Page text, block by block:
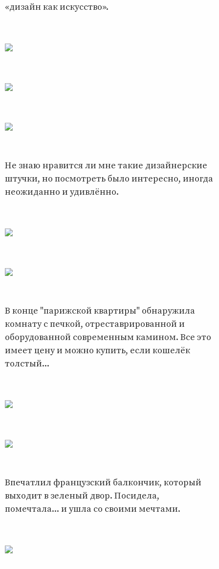
«дизайн как искусство».
Не знаю нравится ли мне такие дизайнерские
штучки, но посмотреть было интересно, иногда
неожиданно и удивлённо.
В конце "парижской квартиры" обнаружила
комнату с печкой, отреставрированной и
оборудованной современным камином. Все это
имеет цену и можно купить, если кошелёк
толстый...
Впечатлил французский балкончик, который
выходит в зеленый двор. Посидела,
помечтала... и ушла со своими мечтами.